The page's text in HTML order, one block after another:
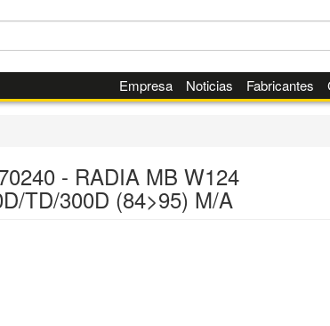
Empresa Noticias Fabricantes
- RADIA MB W124
TD/300D (84>95) M/A